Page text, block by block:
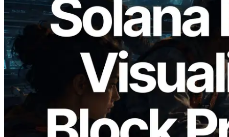
2026.05.24
Validators Solutions เปิดตัว Solana Block
Analyzer — แสดงเวลาการผลิตบล็อก
ระดับ slot และบาลิเดเตอร์ที่รับผิดชอบ